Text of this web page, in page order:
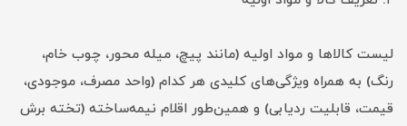
لیست کالاها و مواد اولیه (مانند پیچ، میله محور، چوب خام،
رنگ) به همراه ویژگی‌های کلیدی هر کدام (واحد مصرف، موجودی،
قیمت، قابلیت ردیابی) و همین‌طور اقلام نیمه‌ساخته (تخته برش